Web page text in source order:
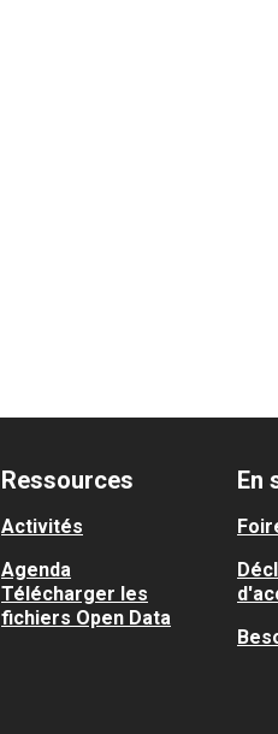
Ressources
Activités
Agenda
Télécharger les
fichiers Open Data
En